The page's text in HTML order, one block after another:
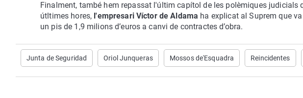
Finalment, també hem repassat l'últim capítol de les polèmiques judicials
útltimes hores, l'empresari Víctor de Aldama ha explicat al Suprem que
un pis de 1,9 milions d’euros a canvi de contractes d’obra.
Junta de Seguridad Oriol Junqueras Mossos de'Esquadra Reincidentes